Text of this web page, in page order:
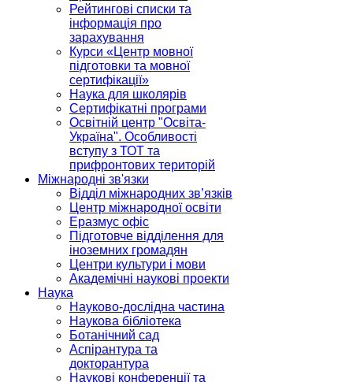
Рейтингові списки та
інформація про
зарахування
Курси «Центр мовної
підготовки та мовної
сертифікації»
Наука для школярів
Сертифікатні програми
Освітній центр "Освіта-
Україна". Особливості
вступу з ТОТ та
прифронтових територій
Міжнародні зв'язки
Відділ міжнародних зв’язків
Центр міжнародної освіти
Еразмус офіс
Підготовче відділення для
іноземних громадян
Центри культури і мови
Академічні наукові проекти
Наука
Науково-дослідна частина
Наукова бібліотека
Ботанічний сад
Аспірантура та
докторантура
Наукові конференції та